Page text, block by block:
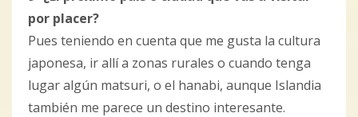
por placer?
Pues teniendo en cuenta que me gusta la cultura
japonesa, ir allí a zonas rurales o cuando tenga
lugar algún matsuri, o el hanabi, aunque Islandia
también me parece un destino interesante.